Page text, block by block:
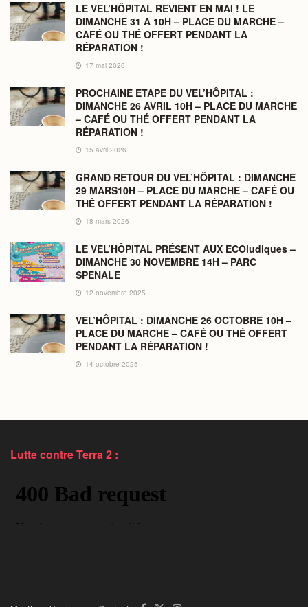
LE VEL’HÔPITAL REVIENT EN MAI ! LE
DIMANCHE 31 A 10H – PLACE DU MARCHE –
CAFÉ OU THÉ OFFERT PENDANT LA
RÉPARATION !
17 mai 2026
PROCHAINE ETAPE DU VEL’HÔPITAL :
DIMANCHE 26 AVRIL 10H – PLACE DU MARCHE
– CAFÉ OU THÉ OFFERT PENDANT LA
RÉPARATION !
15 avril 2026
GRAND RETOUR DU VEL’HÔPITAL : DIMANCHE
29 MARS10H – PLACE DU MARCHE – CAFÉ OU
THÉ OFFERT PENDANT LA RÉPARATION !
18 mars 2026
LE VEL’HÔPITAL PRÉSENT AUX ECOludiques –
DIMANCHE 30 NOVEMBRE 14H – PARC
SPENALE
12 novembre 2025
VEL’HÔPITAL : DIMANCHE 26 OCTOBRE 10H –
PLACE DU MARCHE – CAFÉ OU THÉ OFFERT
PENDANT LA RÉPARATION !
14 octobre 2025
Lutte contre Terra 2 :